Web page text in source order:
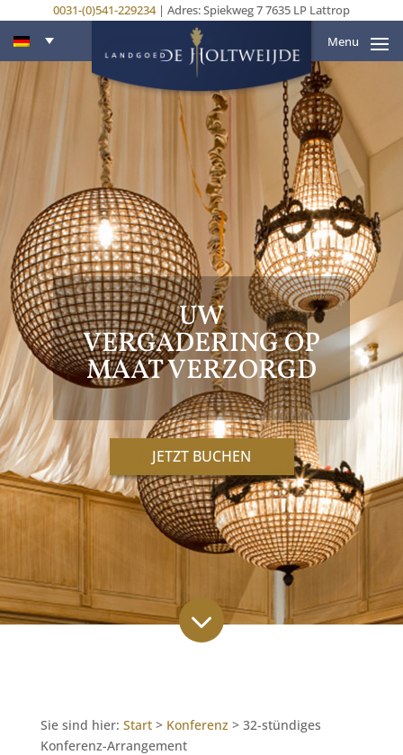
0031-(0)541-229234| Adres: Spiekweg 7 7635 LP Lattrop
Menu
UW
VERGADERING OP
MAAT VERZORGD
JETZT BUCHEN
3
Sie sind hier: Start> Konferenz > 32-stündiges
Konferenz-Arrangement